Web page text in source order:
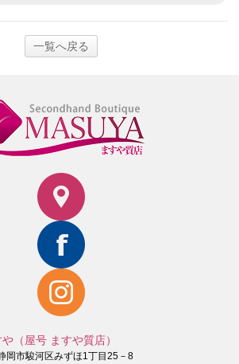
一覧へ戻る
（屋号 ますや質店）
市駿河区みずほ1丁目25－8